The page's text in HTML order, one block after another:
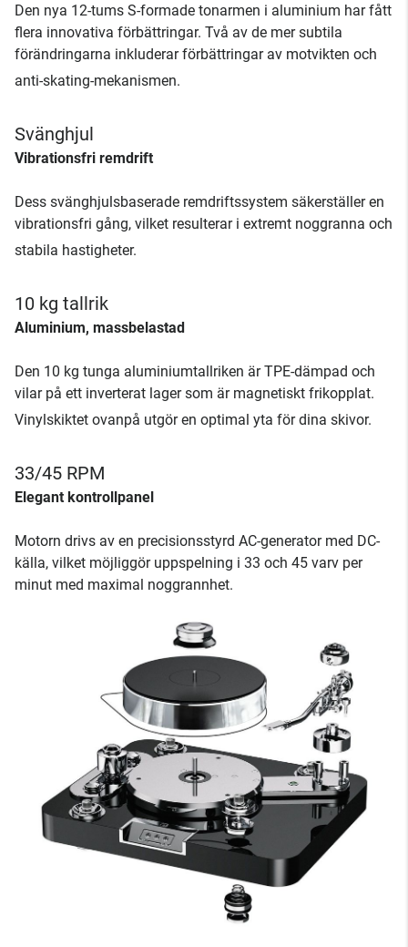
Den nya 12-tums S-formade tonarmen i aluminium har fått
flera innovativa förbättringar. Två av de mer subtila
förändringarna inkluderar förbättringar av motvikten och
anti-skating-mekanismen.
Svänghjul
Vibrationsfri remdrift
Dess svänghjulsbaserade remdriftssystem säkerställer en
vibrationsfri gång, vilket resulterar i extremt noggranna och
stabila hastigheter.
10 kg tallrik
Aluminium, massbelastad
Den 10 kg tunga aluminiumtallriken är TPE-dämpad och
vilar på ett inverterat lager som är magnetiskt frikopplat.
Vinylskiktet ovanpå utgör en optimal yta för dina skivor.
33/45 RPM
Elegant kontrollpanel
Motorn drivs av en precisionsstyrd AC-generator med DC-
källa, vilket möjliggör uppspelning i 33 och 45 varv per
minut med maximal noggrannhet.